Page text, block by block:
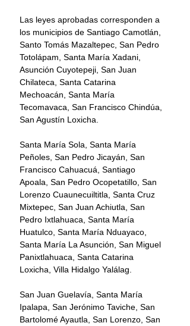
Las leyes aprobadas corresponden a
los municipios de Santiago Camotlán,
Santo Tomás Mazaltepec, San Pedro
Totolápam, Santa María Xadani,
Asunción Cuyotepeji, San Juan
Chilateca, Santa Catarina
Mechoacán, Santa María
Tecomavaca, San Francisco Chindúa,
San Agustín Loxicha.
Santa María Sola, Santa María
Peñoles, San Pedro Jicayán, San
Francisco Cahuacuá, Santiago
Apoala, San Pedro Ocopetatillo, San
Lorenzo Cuaunecuiltitla, Santa Cruz
Mixtepec, San Juan Achiutla, San
Pedro Ixtlahuaca, Santa María
Huatulco, Santa María Nduayaco,
Santa María La Asunción, San Miguel
Panixtlahuaca, Santa Catarina
Loxicha, Villa Hidalgo Yalálag.
San Juan Guelavía, Santa María
Ipalapa, San Jerónimo Taviche, San
Bartolomé Ayautla, San Lorenzo, San